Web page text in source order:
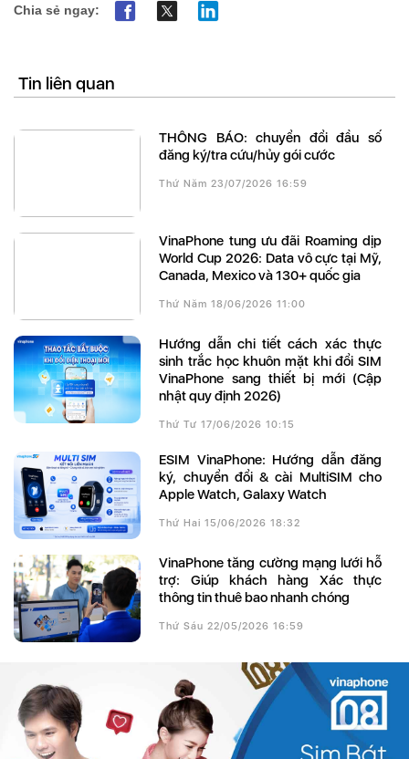
Chia sẻ ngay:
Tin liên quan
THÔNG BÁO: chuyển đổi đầu số
đăng ký/tra cứu/hủy gói cước
Thứ Năm 23/07/2026 16:59
VinaPhone tung ưu đãi Roaming dịp
World Cup 2026: Data vô cực tại Mỹ,
Canada, Mexico và 130+ quốc gia
Thứ Năm 18/06/2026 11:00
Hướng dẫn chi tiết cách xác thực
sinh trắc học khuôn mặt khi đổi SIM
VinaPhone sang thiết bị mới (Cập
nhật quy định 2026)
Thứ Tư 17/06/2026 10:15
eSIM VinaPhone: Hướng dẫn đăng
ký, chuyển đổi & cài MultiSIM cho
Apple Watch, Galaxy Watch
Thứ Hai 15/06/2026 18:32
VinaPhone tăng cường mạng lưới hỗ
trợ: Giúp khách hàng Xác thực
thông tin thuê bao nhanh chóng
Thứ Sáu 22/05/2026 16:59